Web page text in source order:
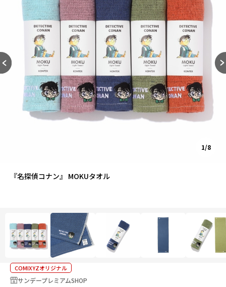
『名探偵コナン』 MOKUタオル
1/8
COMIXYZオリジナル
サンデープレミアムSHOP